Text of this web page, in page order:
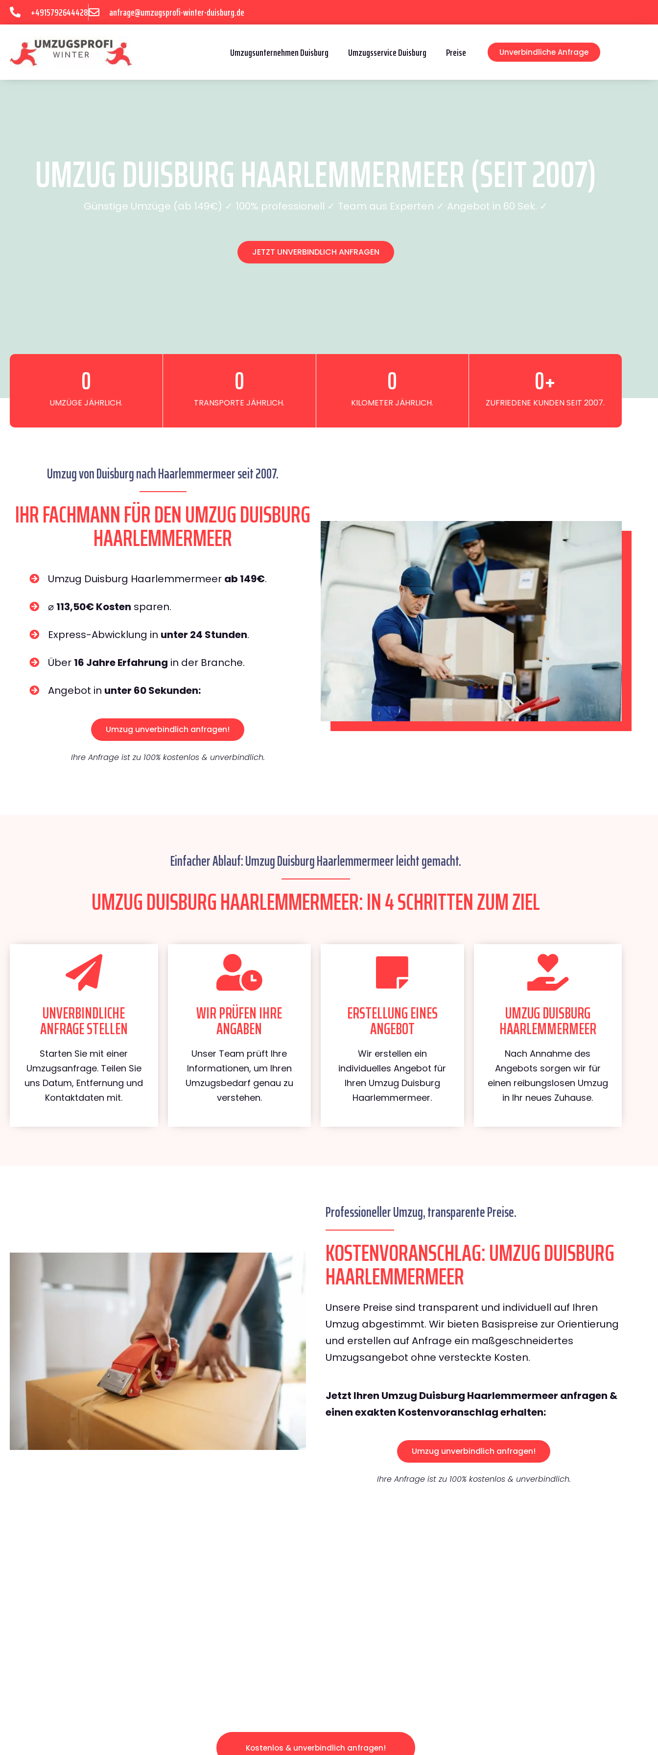
+4915792644428 anfrage@umzugsprofi-winter-duisburg.de
Umzugsunternehmen Duisburg Umzugsservice Duisburg Preise Unverbindliche Anfrage
UMZUG DUISBURG HAARLEMMERMEER (SEIT 2007)
Günstige Umzüge (ab 149€) ✓ 100% professionell ✓ Team aus Experten ✓ Angebot in 60 Sek. ✓
JETZT UNVERBINDLICH ANFRAGEN
UMZÜGE JÄHRLICH.
0
TRANSPORTE JÄHRLICH.
0
KILOMETER JÄHRLICH.
0
ZUFRIEDENE KUNDEN SEIT 2007.
0+
Umzug von Duisburg nach Haarlemmermeer seit 2007.
IHR FACHMANN FÜR DEN UMZUG DUISBURG
HAARLEMMERMEER
Umzug Duisburg Haarlemmermeer ab 149€.
⌀ 113,50€ Kosten sparen.
Express-Abwicklung in unter 24 Stunden.
Über 16 Jahre Erfahrung in der Branche.
Angebot in unter 60 Sekunden:
Umzug unverbindlich anfragen!
Ihre Anfrage ist zu 100% kostenlos & unverbindlich.
Einfacher Ablauf: Umzug Duisburg Haarlemmermeer leicht gemacht.
UMZUG DUISBURG HAARLEMMERMEER: IN 4 SCHRITTEN ZUM ZIEL
UNVERBINDLICHE
ANFRAGE STELLEN
Starten Sie mit einer
Umzugsanfrage. Teilen Sie
uns Datum, Entfernung und
Kontaktdaten mit.
WIR PRÜFEN IHRE
ANGABEN
Unser Team prüft Ihre
Informationen, um Ihren
Umzugsbedarf genau zu
verstehen.
ERSTELLUNG EINES
ANGEBOT
Wir erstellen ein
individuelles Angebot für
Ihren Umzug Duisburg
Haarlemmermeer.
UMZUG DUISBURG
HAARLEMMERMEER
Nach Annahme des
Angebots sorgen wir für
einen reibungslosen Umzug
in Ihr neues Zuhause.
Professioneller Umzug, transparente Preise.
KOSTENVORANSCHLAG: UMZUG DUISBURG
HAARLEMMERMEER
Unsere Preise sind transparent und individuell auf Ihren
Umzug abgestimmt. Wir bieten Basispreise zur Orientierung
und erstellen auf Anfrage ein maßgeschneidertes
Umzugsangebot ohne versteckte Kosten.
Jetzt Ihren Umzug Duisburg Haarlemmermeer anfragen &
einen exakten Kostenvoranschlag erhalten:
Umzug unverbindlich anfragen!
Ihre Anfrage ist zu 100% kostenlos & unverbindlich.
Kostenlos & unverbindlich anfragen!